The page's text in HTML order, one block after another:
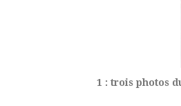
1 : trois photos